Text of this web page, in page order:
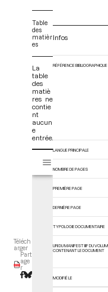
Téléch
arger
Part
age
r
Table
des
matièr
es
La
table
des
matiè
res ne
contie
nt
aucun
e
entrée.
s
Tome XCII - Du
Infos
RÉFÉRENCE BIBLIOGRAPHIQUE
LANGUE PRINCIPALE
NOMBRE DE PAGES
PREMIÈRE PAGE
DERNIÈRE PAGE
TYPOLOGIE DOCUMENTAIRE
URI DU MANIFEST IIIF DU
CONTENANT LE DOCUMENT
MODIFIÉ LE